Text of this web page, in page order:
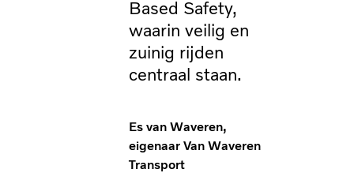
Based Safety,
waarin veilig en
zuinig rijden
centraal staan.
Es van Waveren,
eigenaar Van Waveren
Transport